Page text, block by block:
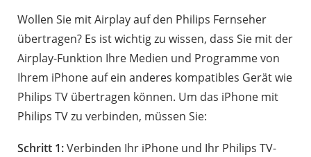
Wollen Sie mit Airplay auf den Philips Fernseher
übertragen? Es ist wichtig zu wissen, dass Sie mit der
Airplay-Funktion Ihre Medien und Programme von
Ihrem iPhone auf ein anderes kompatibles Gerät wie
Philips TV übertragen können. Um das iPhone mit
Philips TV zu verbinden, müssen Sie:
Schritt 1:Verbinden Ihr iPhone und Ihr Philips TV-